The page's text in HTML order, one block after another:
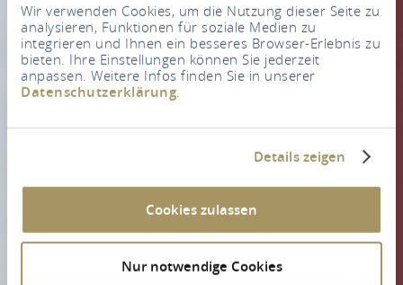
Wir verwenden Cookies, um die Nutzung dieser Seite zu
analysieren, Funktionen für soziale Medien zu
integrieren und Ihnen ein besseres Browser-Erlebnis zu
bieten. Ihre Einstellungen können Sie jederzeit
anpassen. Weitere Infos finden Sie in unserer
Datenschutzerklärung.
Details zeigen
Cookies zulassen
Nur notwendige Cookies